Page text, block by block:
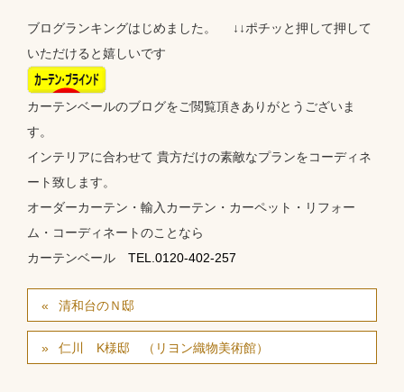
ブログランキングはじめました。 ↓↓ポチッと押して押して
いただけると嬉しいです
カーテンベールのブログをご閲覧頂きありがとうございま
す。
インテリアに合わせて 貴方だけの素敵なプランをコーディネ
ート致します。
オーダーカーテン・輸入カーテン・カーペット・リフォー
ム・コーディネートのことなら
カーテンベール TEL.0120-402-257
清和台のＮ邸
仁川 K様邸 （リヨン織物美術館）